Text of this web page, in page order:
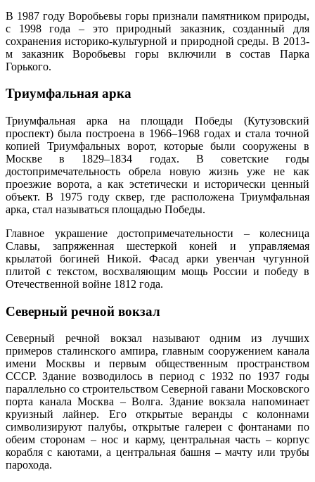
В 1987 году Воробьевы горы признали памятником природы,
с 1998 года – это природный заказник, созданный для
сохранения историко-культурной и природной среды. В 2013-
м заказник Воробьевы горы включили в состав Парка
Горького.
Триумфальная арка
Триумфальная арка на площади Победы (Кутузовский
проспект) была построена в 1966–1968 годах и стала точной
копией Триумфальных ворот, которые были сооружены в
Москве в 1829–1834 годах. В советские годы
достопримечательность обрела новую жизнь уже не как
проезжие ворота, а как эстетически и исторически ценный
объект. В 1975 году сквер, где расположена Триумфальная
арка, стал называться площадью Победы.
Главное украшение достопримечательности – колесница
Славы, запряженная шестеркой коней и управляемая
крылатой богиней Никой. Фасад арки увенчан чугунной
плитой с текстом, восхваляющим мощь России и победу в
Отечественной войне 1812 года.
Северный речной вокзал
Северный речной вокзал называют одним из лучших
примеров сталинского ампира, главным сооружением канала
имени Москвы и первым общественным пространством
СССР. Здание возводилось в период с 1932 по 1937 годы
параллельно со строительством Северной гавани Московского
порта канала Москва – Волга. Здание вокзала напоминает
круизный лайнер. Его открытые веранды с колоннами
символизируют палубы, открытые галереи с фонтанами по
обеим сторонам – нос и карму, центральная часть – корпус
корабля с каютами, а центральная башня – мачту или трубы
парохода.